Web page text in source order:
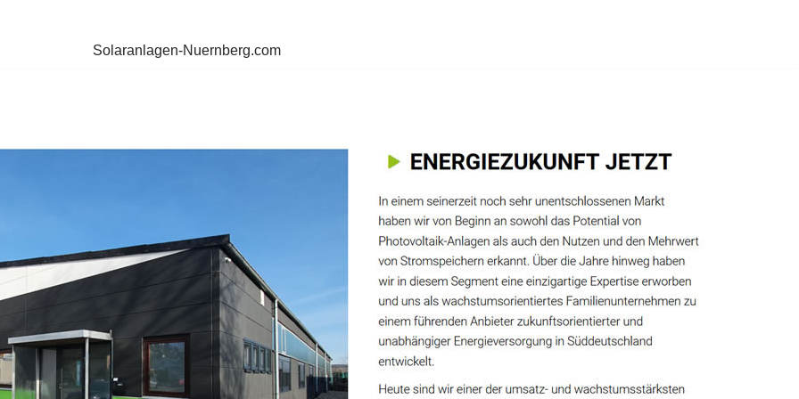
Solaranlagen-Nuernberg.com